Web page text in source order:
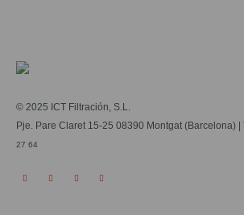
© 2025 ICT Filtración, S.L.
Pje. Pare Claret 15-25 08390 Montgat (Barcelona) |
27 64